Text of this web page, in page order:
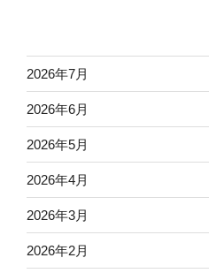
2026年7月
2026年6月
2026年5月
2026年4月
2026年3月
2026年2月